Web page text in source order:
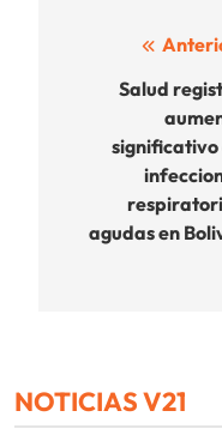
Navegación
entradas
Salud
significativo
agudas en
NOTICIAS V21